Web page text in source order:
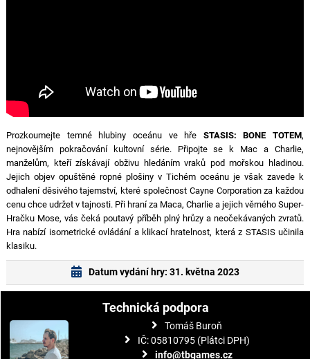
Prozkoumejte temné hlubiny oceánu ve hře STASIS: BONE TOTEM,
nejnovějším pokračování kultovní série. Připojte se k Mac a Charlie,
manželům, kteří získávají obživu hledáním vraků pod mořskou hladinou.
Jejich objev opuštěné ropné plošiny v Tichém oceánu je však zavede k
odhalení děsivého tajemství, které společnost Cayne Corporation za každou
cenu chce udržet v tajnosti. Při hraní za Maca, Charlie a jejich věrného Super-
Hračku Mose, vás čeká poutavý příběh plný hrůzy a neočekávaných zvratů.
Hra nabízí isometrické ovládání a klikací hratelnost, která z STASIS učinila
klasiku.
Datum vydání hry: 31. května 2023
Technická podpora
Tomáš Buroň
IČ: 05810795 (Plátci DPH)
info@tbgames.cz